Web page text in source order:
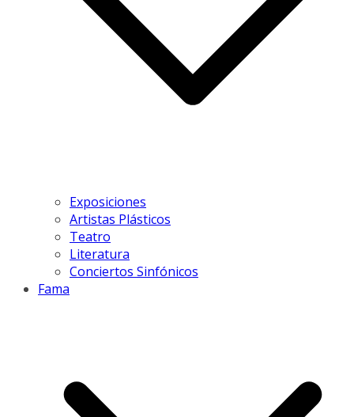
Exposiciones
Artistas Plásticos
Teatro
Literatura
Conciertos Sinfónicos
Fama